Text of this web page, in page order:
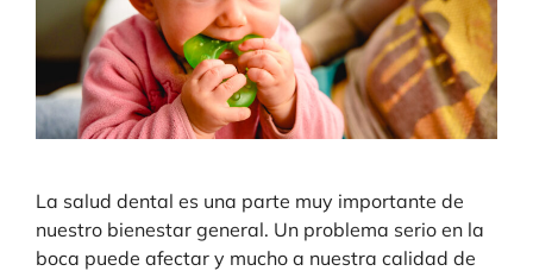
La salud dental es una parte muy importante de
nuestro bienestar general. Un problema serio en la
boca puede afectar y mucho a nuestra calidad de